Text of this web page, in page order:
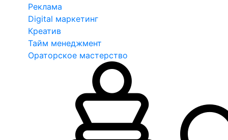
Реклама
Digital маркетинг
Креатив
Тайм менеджмент
Ораторское мастерство